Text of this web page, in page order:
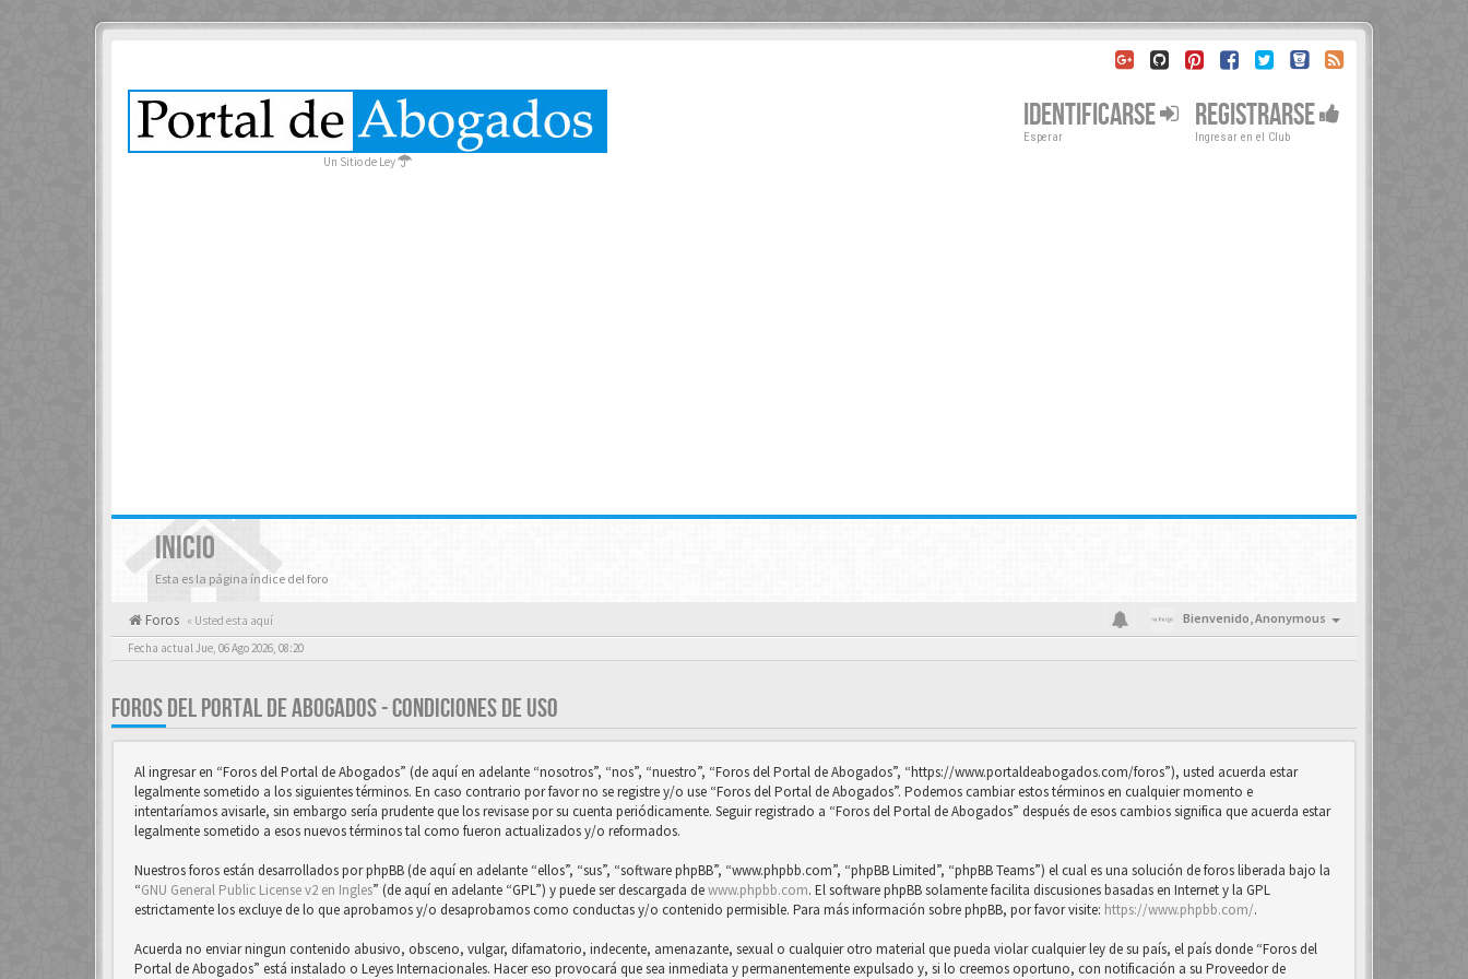
Un Sitio de Ley
IDENTIFICARSE
Esperar
REGISTRARSE
Ingresar en el Club
INICIO
Esta es la página índice del foro
Foros « Usted esta aquí Bienvenido,Anonymous
Fecha actual Jue, 06 Ago 2026, 08:20
FOROS DEL PORTAL DE ABOGADOS - CONDICIONES DE USO
Al ingresar en “Foros del Portal de Abogados” (de aquí en adelante “nosotros”, “nos”, “nuestro”, “Foros del Portal de Abogados”, “https://www.portaldeabogados.com/foros”), usted acuerda estar
legalmente sometido a los siguientes términos. En caso contrario por favor no se registre y/o use “Foros del Portal de Abogados”. Podemos cambiar estos términos en cualquier momento e
intentaríamos avisarle, sin embargo sería prudente que los revisase por su cuenta periódicamente. Seguir registrado a “Foros del Portal de Abogados” después de esos cambios significa que acuerda estar
legalmente sometido a esos nuevos términos tal como fueron actualizados y/o reformados.
Nuestros foros están desarrollados por phpBB (de aquí en adelante “ellos”, “sus”, “software phpBB”, “www.phpbb.com”, “phpBB Limited”, “phpBB Teams”) el cual es una solución de foros liberada bajo la
“GNU General Public License v2 en Ingles” (de aquí en adelante “GPL”) y puede ser descargada dewww.phpbb.com. El software phpBB solamente facilita discusiones basadas en Internet y la GPL
estrictamente los excluye de lo que aprobamos y/o desaprobamos como conductas y/o contenido permisible. Para más información sobre phpBB, por favor visite: https://www.phpbb.com/.
Acuerda no enviar ningun contenido abusivo, obsceno, vulgar, difamatorio, indecente, amenazante, sexual o cualquier otro material que pueda violar cualquier ley de su país, el país donde “Foros del
Portal de Abogados” está instalado o Leyes Internacionales. Hacer eso provocará que sea inmediata y permanentemente expulsado y, si lo creemos oportuno, con notificación a su Proveedor de